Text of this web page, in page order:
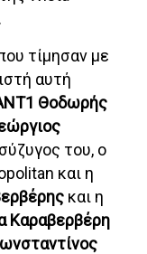
τίμησαν με
αυτή
Θοδωρής
του, ο
και η
και η
Καραβερβέρη